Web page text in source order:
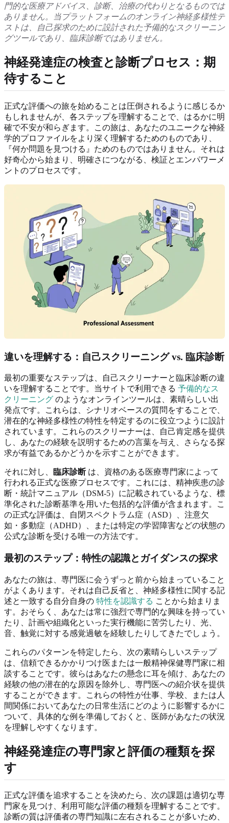
門的な医療アドバイス、診断、治療の代わりとなるものでは
ありません。当プラットフォームのオンライン神経多様性テ
ストは、自己探求のために設計された予備的なスクリーニン
グツールであり、臨床診断ではありません。
神経発達症の検査と診断プロセス：期
待すること
正式な評価への旅を始めることは圧倒されるように感じるか
もしれませんが、各ステップを理解することで、はるかに明
確で不安が和らぎます。この旅は、あなたのユニークな神経
学的プロファイルをより深く理解するためのものであり、
『何か問題を見つける』ためのものではありません。それは
好奇心から始まり、明確さにつながる、検証とエンパワーメ
ントのプロセスです。
違いを理解する：自己スクリーニング vs. 臨床診断
最初の重要なステップは、自己スクリーナーと臨床診断の違
いを理解することです。当サイトで利用できる 予備的なス
クリーニング のようなオンラインツールは、素晴らしい出
発点です。これらは、シナリオベースの質問をすることで、
潜在的な神経多様性の特性を特定するのに役立つように設計
されています。これらのスクリーナーは、自己肯定感を提供
し、あなたの経験を説明するための言葉を与え、さらなる探
求が有益であるかどうかを示すことができます。
それに対し、 臨床診断は、資格のある医療専門家によって
行われる正式な医療プロセスです。これには、精神疾患の診
断・統計マニュアル（DSM-5）に記載されているような、標
準化された診断基準を用いた包括的な評価が含まれます。こ
の正式な評価は、自閉スペクトラム症（ASD）、注意欠
如・多動症（ADHD）、または特定の学習障害などの状態の
公式な診断を受ける唯一の方法です。
最初のステップ：特性の認識とガイダンスの探求
あなたの旅は、専門医に会うずっと前から始まっていること
がよくあります。それは自己反省と、神経多様性に関する記
述と一致する自分自身の 特性を認識する ことから始まりま
す。おそらく、あなたは常に強烈で専門的な興味を持ってい
たり、計画や組織化といった実行機能に苦労したり、光、
音、触覚に対する感覚過敏を経験したりしてきたでしょう。
これらのパターンを特定したら、次の素晴らしいステップ
は、信頼できるかかりつけ医または一般精神保健専門家に相
談することです。彼らはあなたの懸念に耳を傾け、あなたの
経験の他の潜在的な原因を除外し、専門医への紹介状を提供
することができます。これらの特性が仕事、学校、または人
間関係においてあなたの日常生活にどのように影響するかに
ついて、具体的な例を準備しておくと、医師があなたの状況
を理解しやすくなります。
神経発達症の専門家と評価の種類を探
す
正式な評価を追求することを決めたら、次の課題は適切な専
門家を見つけ、利用可能な評価の種類を理解することです。
診断の質は評価者の専門知識に左右されることが多いため、